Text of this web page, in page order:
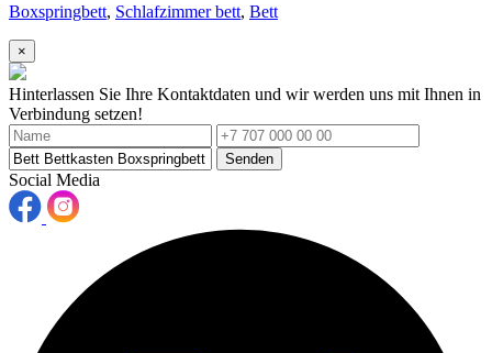
Boxspringbett, Schlafzimmer bett, Bett
×
Hinterlassen Sie Ihre Kontaktdaten und wir werden uns mit Ihnen in
Verbindung setzen!
Senden
Social Media